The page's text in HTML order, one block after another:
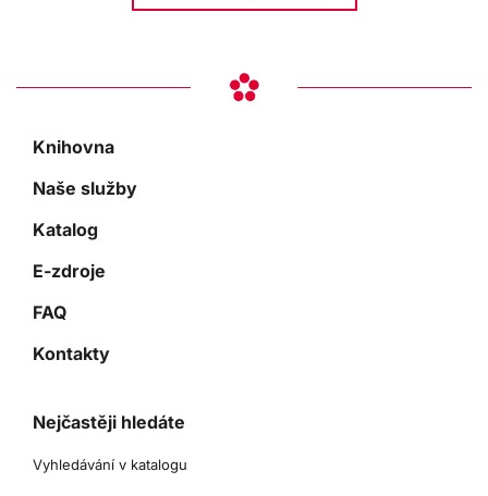
Knihovna
Naše služby
Katalog
E-zdroje
FAQ
Kontakty
Nejčastěji hledáte
Vyhledávání v katalogu